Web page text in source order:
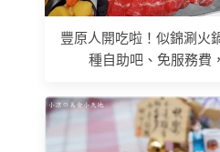
豐原人開吃啦！似錦涮火
種自助吧、免服務費